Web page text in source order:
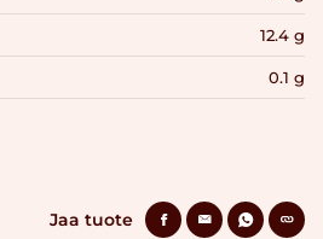
12.4 g
0.1 g
Jaa tuote